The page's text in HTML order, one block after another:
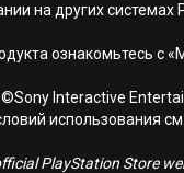
на других системах
ознакомьтесь с
Interactive
использования
PlayStation Store